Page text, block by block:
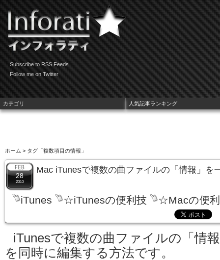
Subscribe to RSS Feeds
Follow me on Twitter
ホーム > タグ「複数項目の情報」
28
2010
Mac iTunesで複数の曲ファイルの「情報」を
iTunes ☆iTunesの便利技 ☆Macの便
iTunesで複数の曲ファイルの「情
を同時に編集する方法です。
カテゴリ 人気記事ランキング